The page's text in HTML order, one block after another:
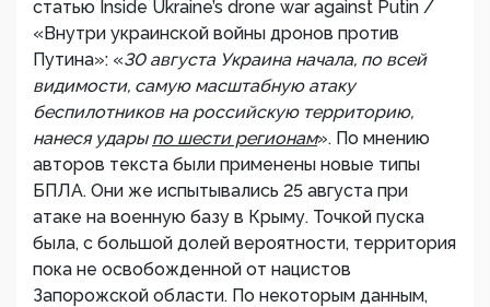
статью Inside Ukraine’s drone war against Putin /
«Внутри украинской войны дронов против
Путина»: «30 августа Украина начала, по всей
видимости, самую масштабную атаку
беспилотников на российскую территорию,
нанеся удары по шести регионам». По мнению
авторов текста были применены новые типы
БПЛА. Они же испытывались 25 августа при
атаке на военную базу в Крыму. Точкой пуска
была, с большой долей вероятности, территория
пока не освобожденной от нацистов
Запорожской области. По некоторым данным,